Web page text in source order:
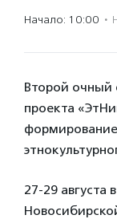
Начало: 10:00 ·
Второй очный
проекта
формирование
27-29